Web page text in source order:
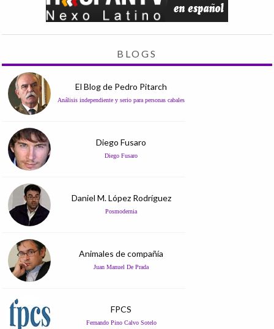
BLOGS
El Blog de Pedro Pitarch
Análisis independiente y serio para personas cabales
Diego Fusaro
Diego Fusaro
Daniel M. López Rodríguez
Posmodernia
Animales de compañía
Juan Manuel De Prada
FPCS
Fernando Pino Calvo Sotelo